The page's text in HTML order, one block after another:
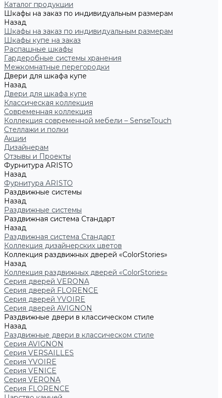
Каталог продукции
Шкафы на заказ по индивидуальным размерам
Назад
Шкафы на заказ по индивидуальным размерам
Шкафы купе на заказ
Распашные шкафы
Гардеробные системы хранения
Межкомнатные перегородки
Двери для шкафа купе
Назад
Двери для шкафа купе
Классическая коллекция
Современная коллекция
Коллекция современной мебели – SenseTouch
Стеллажи и полки
Акции
Дизайнерам
Отзывы и Проекты
Фурнитура ARISTO
Назад
Фурнитура ARISTO
Раздвижные системы
Назад
Раздвижные системы
Раздвижная система Стандарт
Назад
Раздвижная система Стандарт
Коллекция дизайнерских цветов
Коллекция раздвижных дверей «ColorStories»
Назад
Коллекция раздвижных дверей «ColorStories»
Серия дверей VERONA
Серия дверей FLORENCE
Серия дверей YVOIRE
Серия дверей AVIGNON
Раздвижные двери в классическом стиле
Назад
Раздвижные двери в классическом стиле
Серия AVIGNON
Серия VERSAILLES
Серия YVOIRE
Серия VENICE
Серия VERONA
Серия FLORENCE